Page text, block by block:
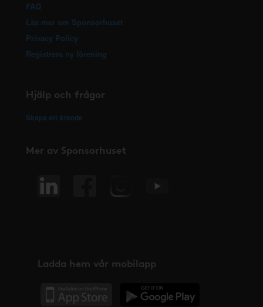
FAQ
Läs mer om Sponsorhuset
Privacy Policy
Registrera ny förening
Hjälp och frågor
Skapa ett ärende
Mer av Sponsorhuset
Ladda hem vår mobilapp